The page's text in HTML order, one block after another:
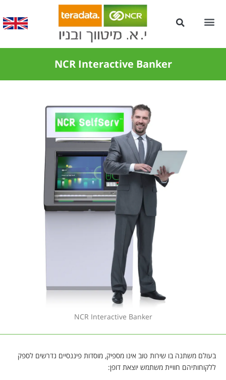
NCR Interactive Banker
NCR Interactive Banker
בעולם משתנה בו שירות טוב אינו מספיק, מוסדות פיננסיים נדרשים לספק
ללקוחותיהם חוויית משתמש יוצאת דופן: